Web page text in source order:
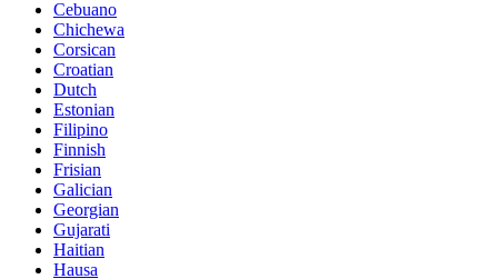
Cebuano
Chichewa
Corsican
Croatian
Dutch
Estonian
Filipino
Finnish
Frisian
Galician
Georgian
Gujarati
Haitian
Hausa